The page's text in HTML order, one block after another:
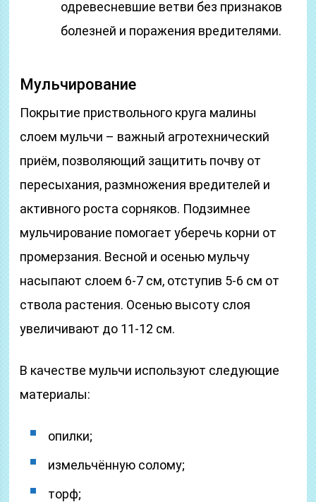
одревесневшие ветви без признаков
болезней и поражения вредителями.
Мульчирование
Покрытие приствольного круга малины
слоем мульчи – важный агротехнический
приём, позволяющий защитить почву от
пересыхания, размножения вредителей и
активного роста сорняков. Подзимнее
мульчирование помогает уберечь корни от
промерзания. Весной и осенью мульчу
насыпают слоем 6-7 см, отступив 5-6 см от
ствола растения. Осенью высоту слоя
увеличивают до 11-12 см.
В качестве мульчи используют следующие
материалы:
опилки;
измельчённую солому;
торф;